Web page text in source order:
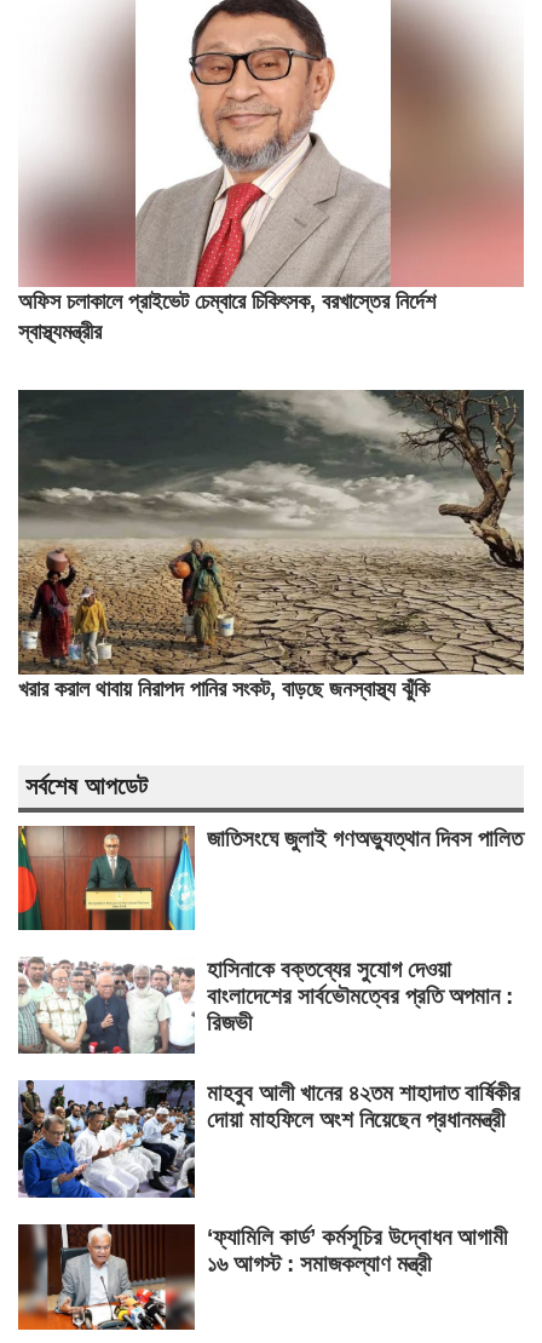
অফিস চলাকালে প্রাইভেট চেম্বারে চিকিৎসক, বরখাস্তের নির্দেশ
স্বাস্থ্যমন্ত্রীর
খরার করাল থাবায় নিরাপদ পানির সংকট, বাড়ছে জনস্বাস্থ্য ঝুঁকি
সর্বশেষ আপডেট
জাতিসংঘে জুলাই গণঅভ্যুত্থান দিবস পালিত
হাসিনাকে বক্তব্যের সুযোগ দেওয়া
বাংলাদেশের সার্বভৌমত্বের প্রতি অপমান :
রিজভী
মাহবুব আলী খানের ৪২তম শাহাদাত বার্ষিকীর
দোয়া মাহফিলে অংশ নিয়েছেন প্রধানমন্ত্রী
‘ফ্যামিলি কার্ড’ কর্মসূচির উদ্বোধন আগামী
১৬ আগস্ট : সমাজকল্যাণ মন্ত্রী